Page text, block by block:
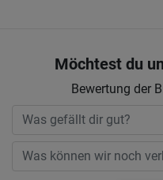
Möchtest du
Bewertung der